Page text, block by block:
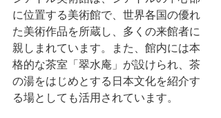
に位置する美術館で、世界各国の優れ
た美術作品を所蔵し、多くの来館者に
親しまれています。また、館内には本
格的な茶室「翠水庵」が設けられ、茶
の湯をはじめとする日本文化を紹介す
る場としても活用されています。